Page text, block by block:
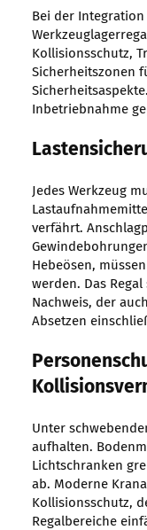
Bei der
Kollisionsschutz,
Sicherheitszonen
Inbetriebnahme
Jedes Werkzeug
verfährt.
Hebeösen,
werden. Das
Nachweis, der
Absetzen
Unter
aufhalten.
Lichtschranken
ab. Moderne
Kollisionsschutz,
Regalbereiche